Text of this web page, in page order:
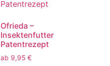
Ofrieda –
Insektenfutter
Patentrezept
ab 9,95 €